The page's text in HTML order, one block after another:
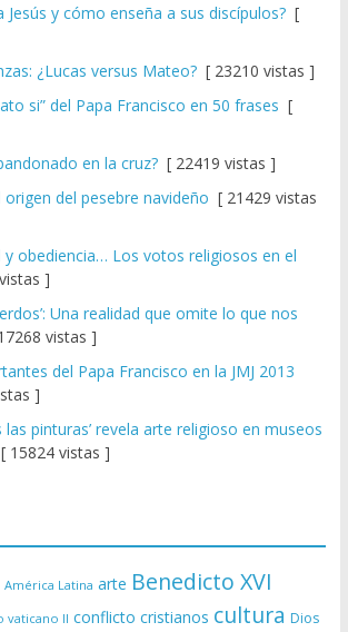
Jesús y cómo enseña a sus discípulos?[
¿Lucas versus Mateo?[ 23210 vistas ]
si” del Papa Francisco en 50 frases [
en la cruz?[ 22419 vistas ]
origen del pesebre navideño [ 21429 vistas
y obediencia… Los votos religiosos en el
]
Una realidad que omite lo que nos
vistas ]
del Papa Francisco en la JMJ 2013
]
las pinturas’ revela arte religioso en museos
[ 15824 vistas ]
América Latina arte Benedicto XVI
vaticano II conflicto cristianos cultura Dios